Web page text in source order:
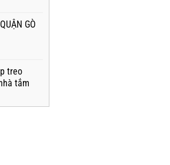
GÒ
treo
tắm